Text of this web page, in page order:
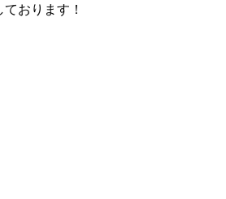
おります！